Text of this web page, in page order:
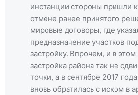
инстанции стороны пришли
отмене ранее принятого
мировые договоры, где
предназначение участков
застройку. Впрочем, и в
застройка района так не
точки, а в сентябре 2017
вновь обратилась с иском в